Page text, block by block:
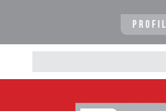
Profil